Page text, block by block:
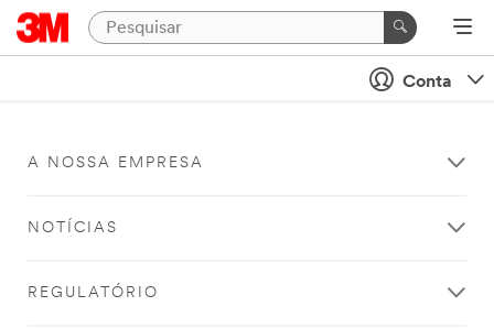
Conta
A NOSSA EMPRESA
NOTÍCIAS
REGULATÓRIO